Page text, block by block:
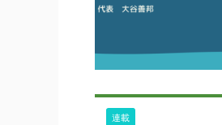
産・月の都,歴史
連載